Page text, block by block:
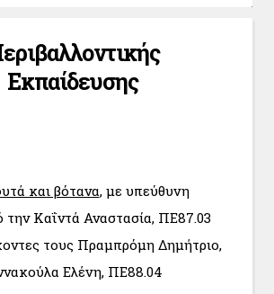
Εκπαίδευσης
και βότανα, με υπεύθυνη
την Καΐντά Αναστασία, ΠΕ87.03
τους Πραμπρόμη Δημήτριο,
Ελένη, ΠΕ88.04